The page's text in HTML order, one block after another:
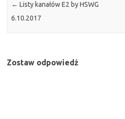
← Listy kanałów E2 by HSWG
6.10.2017
Zostaw odpowiedź